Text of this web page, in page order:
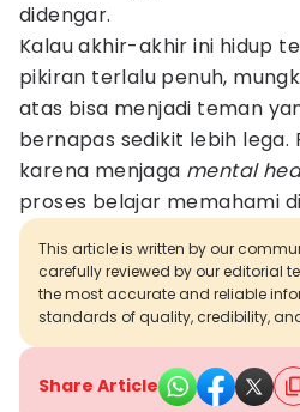
didengar.
Kalau akhir-akhir ini hidup
pikiran terlalu penuh,
atas bisa menjadi teman
bernapas sedikit lebih lega.
karena menjaga mental
proses belajar memahami
This article is written by our
carefully reviewed by our editorial
the most accurate and reliable
standards of quality, credibility,
Share Article